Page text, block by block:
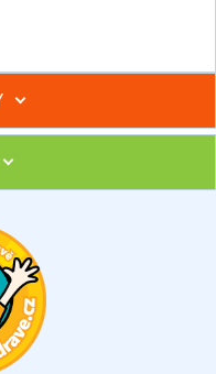
v kurzech STOBu
si odborníka STOBu ve